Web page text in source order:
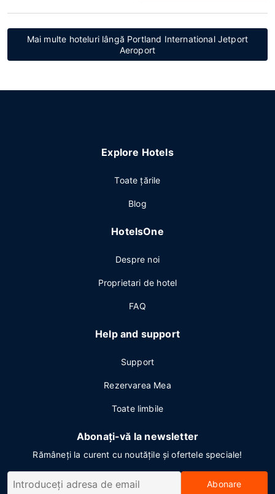
Mai multe hoteluri lângă Portland International Jetport
Aeroport
Explore Hotels
Toate ţările
Blog
HotelsOne
Despre noi
Proprietari de hotel
FAQ
Help and support
Support
Rezervarea Mea
Toate limbile
Abonați-vă la newsletter
Rămâneți la curent cu noutățile și ofertele speciale!
Abonare